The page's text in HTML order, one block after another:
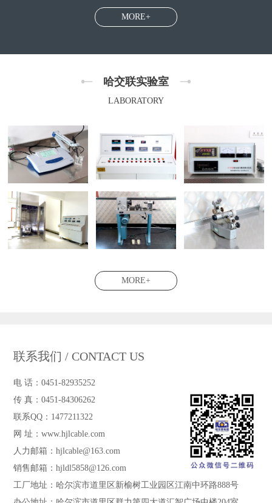
MORE+
哈交联实验室
LABORATORY
MORE+
联系我们 / CONTACT US
电 话：0451-82935252
传 真：0451-84306262
联系QQ：1477211322
网 址：www.hjlcable.com
人力邮箱：hjlcable@163.com
销售邮箱：hjldl5858@126.com
工厂地址：哈尔滨市道里区新榆树工业园区江南中环路888号